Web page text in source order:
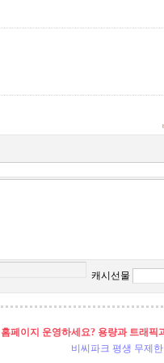
캐시선물
홈페이지 운영하세요? 용량과 트래픽
비씨파크 평생 무제